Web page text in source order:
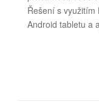
Řešení s využitím
Android tabletu a